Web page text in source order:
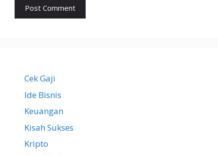
Cek Gaji
Ide Bisnis
Keuangan
Kisah Sukses
Kripto